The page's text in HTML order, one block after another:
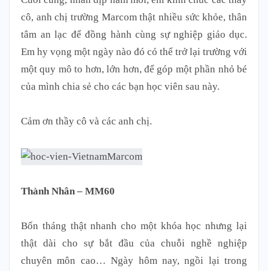
cô, anh chị trường Marcom thật nhiều sức khỏe, thân
tâm an lạc để đồng hành cùng sự nghiệp giáo dục.
Em hy vọng một ngày nào đó có thể trở lại trường với
một quy mô to hơn, lớn hơn, để góp một phần nhỏ bé
của mình chia sẻ cho các bạn học viên sau này.
Cảm ơn thầy cô và các anh chị.
Thành Nhân – MM60
Bốn tháng thật nhanh cho một khóa học nhưng lại
thật dài cho sự bắt đầu của chuỗi nghề nghiệp
chuyên môn cao… Ngày hôm nay, ngồi lại trong